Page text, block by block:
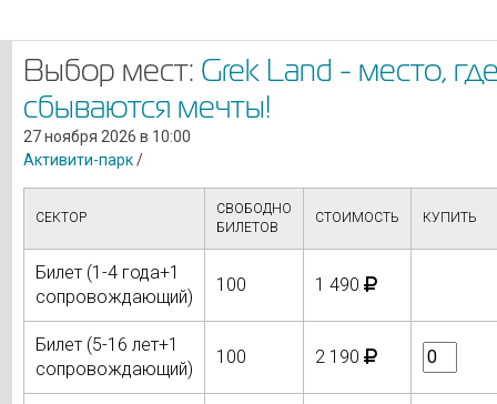
Выбор мест: Grek Land - место,
сбываются мечты!
27 ноября 2026 в 10:00
Активити-парк/
СЕКТОР
СВОБОДНО
БИЛЕТОВ
СТОИМОСТЬ КУПИТЬ
Билет (1-4 года+1
сопровождающий)
100 1 490
Билет (5-16 лет+1
сопровождающий)
100 2 190